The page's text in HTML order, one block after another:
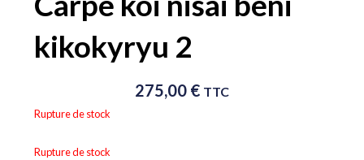
kikokyryu 2
275,00 € TTC
Rupture de stock
Rupture de stock